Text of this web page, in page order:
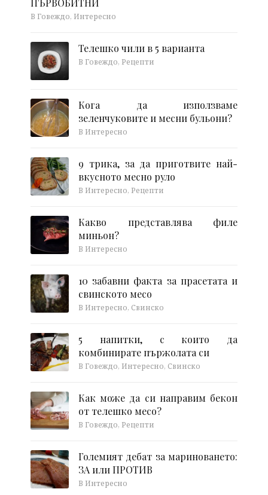
ПЪРВОБИТНИ
В Говеждо, Интересно
Телешко чили в 5 варианта
В Говеждо, Рецепти
Кога да използваме
зеленчуковите и месни бульони?
В Интересно
9 трика, за да приготвите най-
вкусното месно руло
В Интересно, Рецепти
Какво представлява филе
миньон?
В Интересно
10 забавни факта за прасетата и
свинското месо
В Интересно, Свинско
5 напитки, с които да
комбинирате пържолата си
В Говеждо, Интересно, Свинско
Как може да си направим бекон
от телешко месо?
В Говеждо, Рецепти
Големият дебат за мариноването:
ЗА или ПРОТИВ
В Интересно